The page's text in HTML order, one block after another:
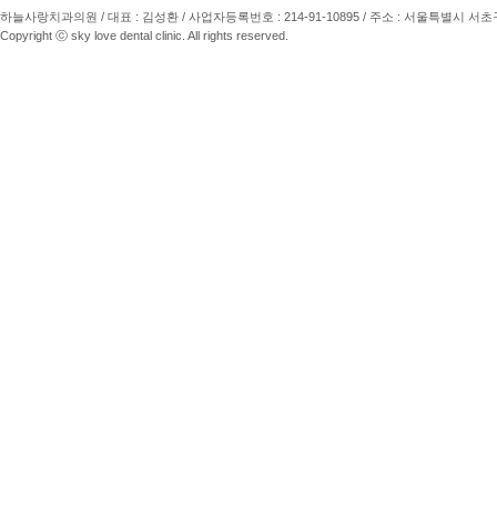
하늘사랑치과의원 / 대표 : 김성환 / 사업자등록번호 : 214-91-10895 / 주소 : 서울특별시 서
Copyright ⓒ sky love dental clinic. All rights reserved.